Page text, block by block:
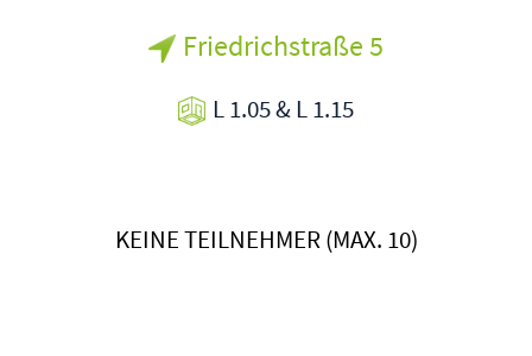
Friedrichstraße 5
L 1.05 & L 1.15
KEINE TEILNEHMER (MAX. 10)